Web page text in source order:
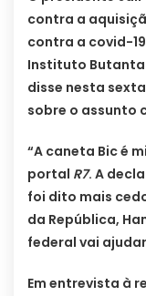
contra a
contra a covid-
Instituto
disse nesta
sobre o assunto
“A caneta Bic é
portal R7. A
foi dito mais
da República,
federal vai
Em entrevista à